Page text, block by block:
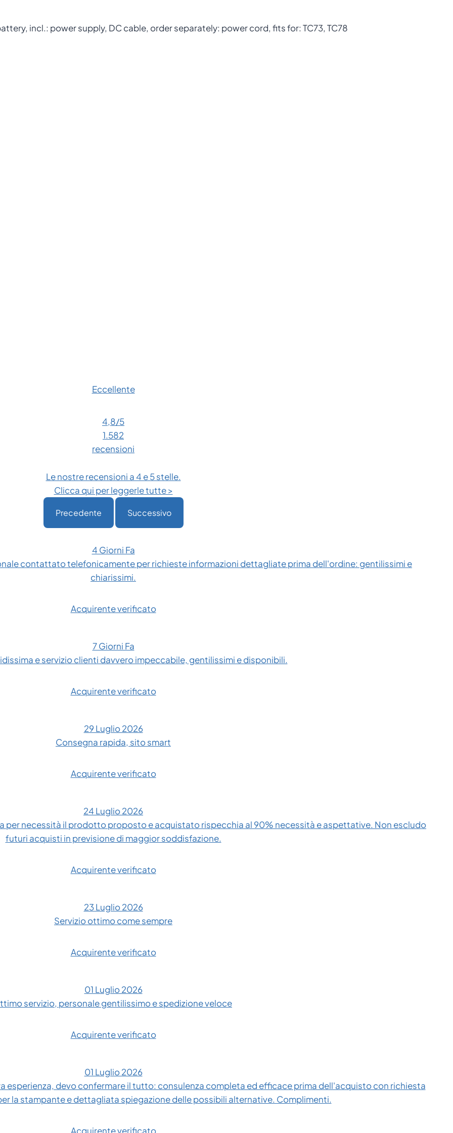
aziende che richiedono soluzioni mobili
robuste e affidabili.
incl.: power supply, DC cable, order separately: power cord, fits for: TC73, TC78
Eccellente
4,8/5
1.582
recensioni
Le nostre recensioni a 4 e 5 stelle.
Clicca qui per leggerle tutte >
Precedente Successivo
4 Giorni Fa
contattato telefonicamente per richieste informazioni dettagliate prima dell'ordine: gentilissimi e
chiarissimi.
Acquirente verificato
7 Giorni Fa
e servizio clienti davvero impeccabile, gentilissimi e disponibili.
Acquirente verificato
29 Luglio 2026
Consegna rapida, sito smart
Acquirente verificato
24 Luglio 2026
per necessità il prodotto proposto e acquistato rispecchia al 90% necessità e aspettative. Non escludo
futuri acquisti in previsione di maggior soddisfazione.
Acquirente verificato
23 Luglio 2026
Servizio ottimo come sempre
Acquirente verificato
01 Luglio 2026
servizio, personale gentilissimo e spedizione veloce
Acquirente verificato
01 Luglio 2026
devo confermare il tutto: consulenza completa ed efficace prima dell'acquisto con richiesta
la stampante e dettagliata spiegazione delle possibili alternative. Complimenti.
Acquirente verificato